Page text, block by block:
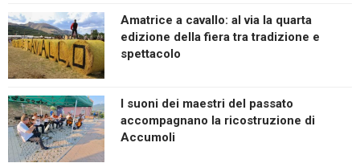
Amatrice a cavallo: al via la quarta
edizione della fiera tra tradizione e
spettacolo
I suoni dei maestri del passato
accompagnano la ricostruzione di
Accumoli